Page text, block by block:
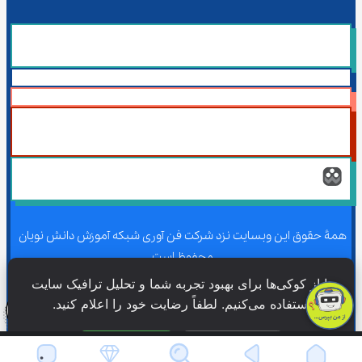
همۀ حقوق این وبسایت نزد شرکت فن آوری شبکه آموزش دانش نویان
محفوظ است.
همۀ حقوق این وبسایت نزد شرکت فن آوری شبکه آموزش دانش نویان
محفوظ است.
ما از کوکی‌ها برای بهبود تجربه شما و تحلیل ترافیک سایت
استفاده می‌کنیم. لطفاً رضایت خود را اعلام کنید.
فقط ضروری پذیرش همه